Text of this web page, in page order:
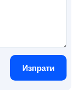
Изпрати